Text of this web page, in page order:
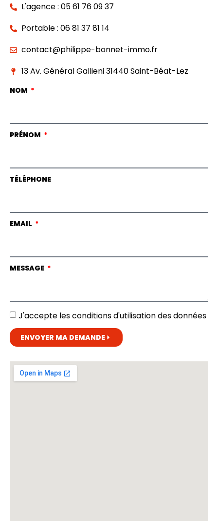
L'agence : 05 61 76 09 37
Portable : 06 81 37 81 14
contact@philippe-bonnet-immo.fr
13 Av. Général Gallieni 31440 Saint-Béat-Lez
NOM
PRÉNOM
TÉLÉPHONE
EMAIL
MESSAGE
J'accepte les conditions d'utilisation des données
ENVOYER MA DEMANDE